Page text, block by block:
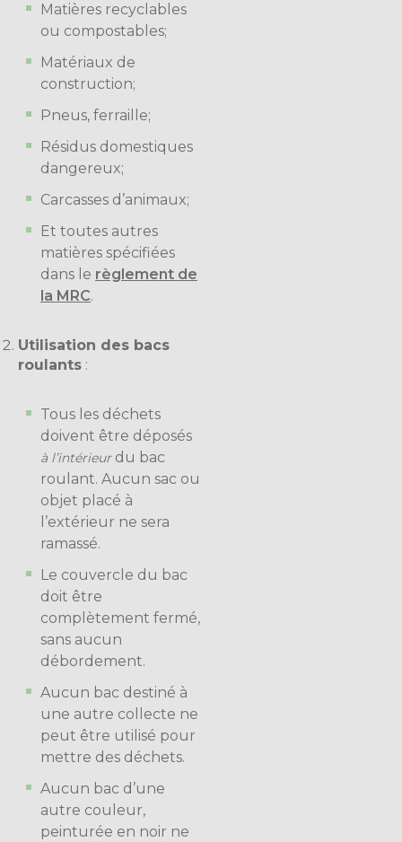
Matières recyclables
ou compostables;
Matériaux de
construction;
Pneus, ferraille;
Résidus domestiques
dangereux;
Carcasses d’animaux;
Et toutes autres
matières spécifiées
dans le règlement de
la MRC.
Utilisation des bacs
roulants :
Tous les déchets
doivent être déposés
à l’intérieurdu bac
roulant. Aucun sac ou
objet placé à
l’extérieur ne sera
ramassé.
Le couvercle du bac
doit être
complètement fermé,
sans aucun
débordement.
Aucun bac destiné à
une autre collecte ne
peut être utilisé pour
mettre des déchets.
Aucun bac d’une
autre couleur,
peinturée en noir ne